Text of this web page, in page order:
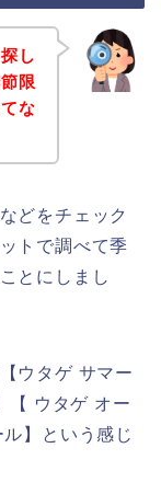
し
限
な
どをチェック
トで調べて季
とにしまし
ウタゲ サマー
【 ウタゲ オー
】という感じ